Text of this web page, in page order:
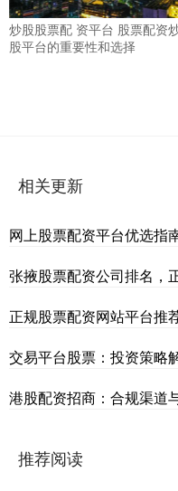
炒股股票配 资平台 股票配资
股平台的重要性和选择
相关更新
网上股票配资平台优选指
张掖股票配资公司排名，
正规股票配资网站平台推
交易平台股票：投资策略
港股配资招商：合规渠道
推荐阅读